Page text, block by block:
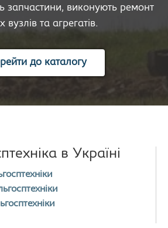
запчастини, виконують ремонт
вузлів та агрегатів.
до каталогу
в Україні